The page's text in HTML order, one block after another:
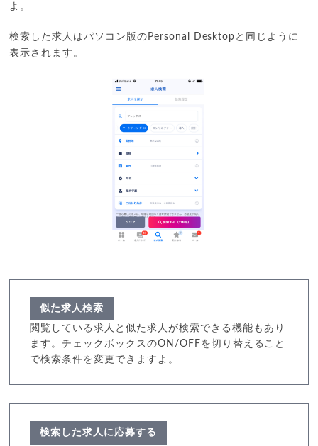
よ。
検索した求人はパソコン版のPersonal Desktopと同じように
表示されます。
似た求人検索
閲覧している求人と似た求人が検索できる機能もあり
ます。チェックボックスのON/OFFを切り替えること
で検索条件を変更できますよ。
検索した求人に応募する